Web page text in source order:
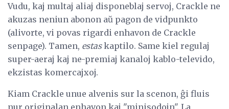
Vudu, kaj multaj aliaj disponeblaj servoj, Crackle ne
akuzas neniun abonon aŭ pagon de vidpunkto
(alivorte, vi povas rigardi enhavon de Crackle
senpage). Tamen, estaskaptilo. Same kiel regulaj
super-aeraj kaj ne-premiaj kanaloj kablo-televido,
ekzistas komercajxoj.
Kiam Crackle unue alvenis sur la scenon, ĝi fluis
nur originalan enhavon kaj "minisodojn". La